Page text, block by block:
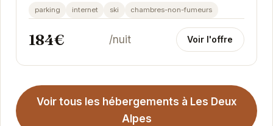
parking internet ski chambres-non-fumeurs
184€ /nuit Voir l'offre
Voir tous les hébergements à Les Deux
Alpes